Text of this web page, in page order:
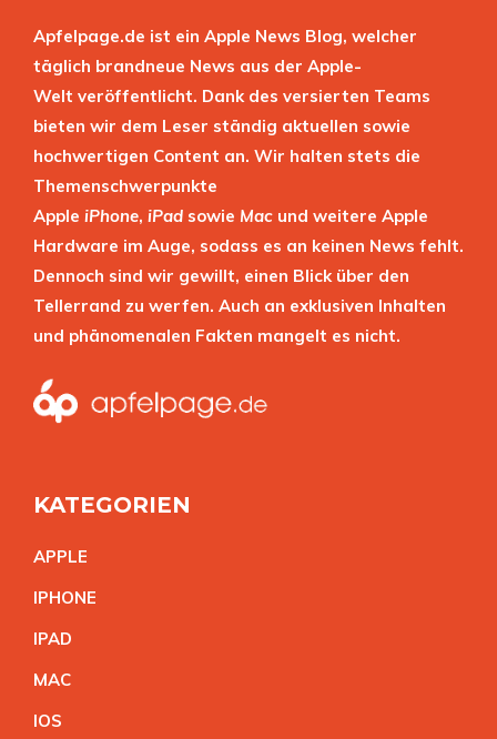
Apfelpage.de ist ein Apple News Blog, welcher
täglich brandneue News aus der Apple-
Welt veröffentlicht. Dank des versierten Teams
bieten wir dem Leser ständig aktuellen sowie
hochwertigen Content an. Wir halten stets die
Themenschwerpunkte
Apple iPhone, iPad sowie Mac und weitere Apple
Hardware im Auge, sodass es an keinen News fehlt.
Dennoch sind wir gewillt, einen Blick über den
Tellerrand zu werfen. Auch an exklusiven Inhalten
und phänomenalen Fakten mangelt es nicht.
KATEGORIEN
APPLE
IPHONE
IPAD
MAC
IOS